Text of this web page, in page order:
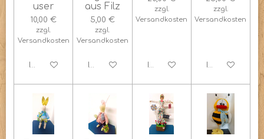
user
10,00 €
zzgl.
Versandkosten
In den Warenkorb
aus Filz
5,00 €
zzgl.
Versandkosten
In den Warenkorb
zzgl.
Versandkosten
In den Warenkorb
zzgl.
Versandkosten
In den